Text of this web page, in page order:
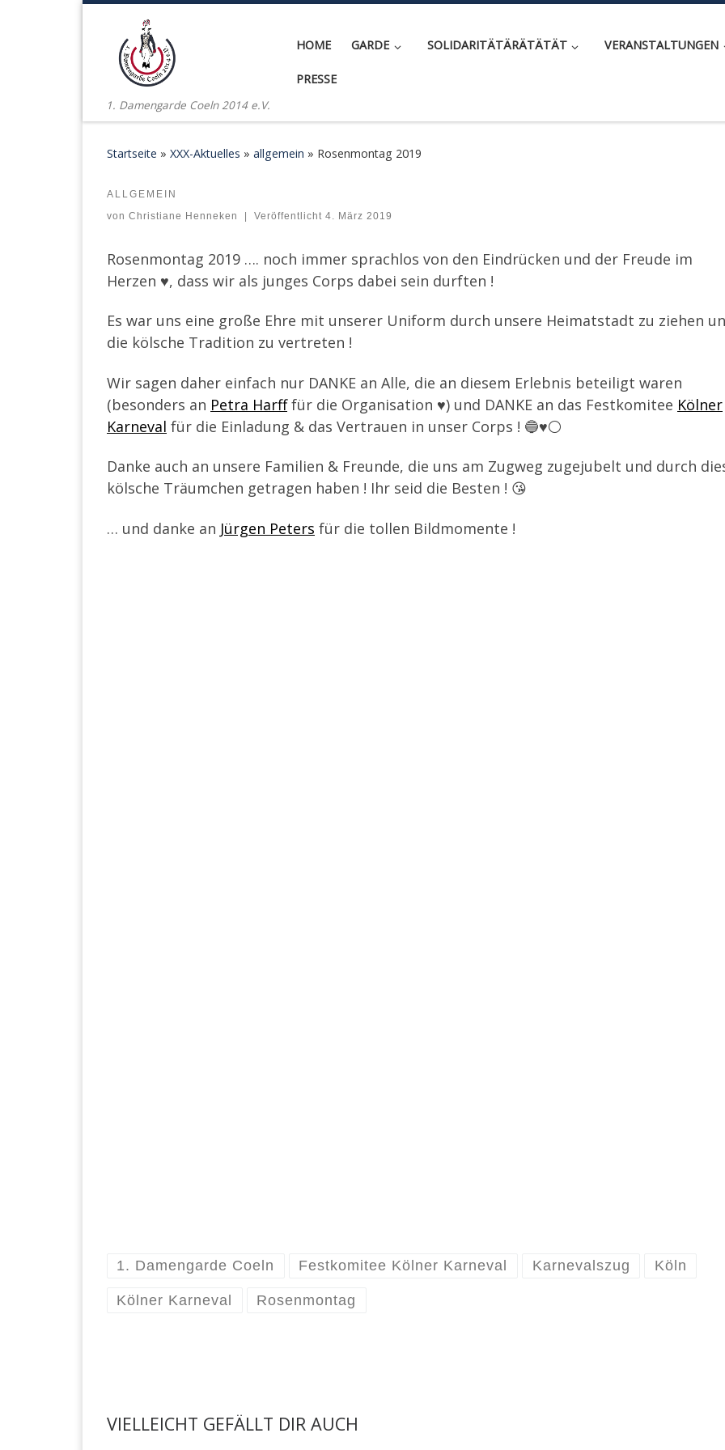
1. Damengarde Coeln 2014 e.V.
HOME GARDE SOLIDARITÄTÄRÄTÄTÄT VERANSTALTUNGEN
PRESSE
Startseite » XXX-Aktuelles » allgemein » Rosenmontag 2019
ALLGEMEIN
von Christiane Henneken | Veröffentlicht 4. März 2019
Rosenmontag 2019 …. noch immer sprachlos von den Eindrücken und der Freude im
Herzen ♥️, dass wir als junges Corps dabei sein durften !
Es war uns eine große Ehre mit unserer Uniform durch unsere Heimatstadt zu ziehen
die kölsche Tradition zu vertreten !
Wir sagen daher einfach nur DANKE an Alle, die an diesem Erlebnis beteiligt waren
(besonders an Petra Harfffür die Organisation ♥️) und DANKE an das Festkomitee Kölner
Karneval für die Einladung & das Vertrauen in unser Corps ! 🔵♥️⚪️
Danke auch an unsere Familien & Freunde, die uns am Zugweg zugejubelt und durch
kölsche Träumchen getragen haben ! Ihr seid die Besten ! 😘
… und danke an Jürgen Peters für die tollen Bildmomente !
1. Damengarde Coeln Festkomitee Kölner Karneval Karnevalszug Köln
Kölner Karneval Rosenmontag
VIELLEICHT GEFÄLLT DIR AUCH